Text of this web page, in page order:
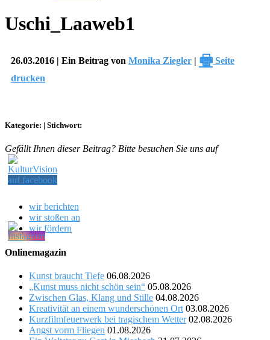
Uschi_Laaweb1
26.03.2016 | Ein Beitrag von Monika Ziegler | 🖶 Seite
drucken
Kategorie: | Stichwort:
Gefällt Ihnen dieser Beitrag? Bitte besuchen Sie uns auf
wir berichten
wir stoßen an
wir fördern
Onlinemagazin
Kunst braucht Tiefe 06.08.2026
„Kunst muss nicht schön sein“ 05.08.2026
Zwischen Glas, Klang und Stille 04.08.2026
Kreativität an einem wunderschönen Ort 03.08.2026
Kurzfilmfeuerwerk bei tragischem Wetter 02.08.2026
Angst vorm Fliegen 01.08.2026